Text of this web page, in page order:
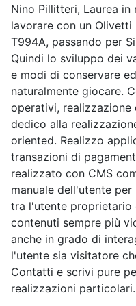
Nino Pillitteri, Laurea
lavorare con un Olivetti
T994A, passando per
Quindi lo sviluppo dei
e modi di conservare
naturalmente giocare.
operativi, realizzazione
dedico alla
oriented. Realizzo
transazioni di
realizzato con CMS
manuale dell'utente
tra l'utente proprietario
contenuti sempre più
anche in grado di
l'utente sia visitatore
Contatti e scrivi pure
realizzazioni particolari.